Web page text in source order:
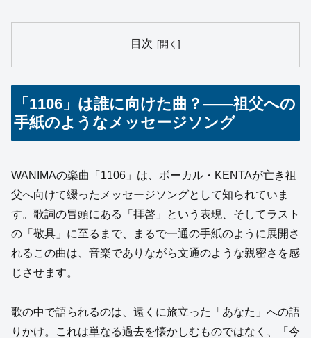
目次
「1106」は誰に向けた曲？――祖父への
手紙のようなメッセージソング
WANIMAの楽曲「1106」は、ボーカル・KENTAが亡き祖
父へ向けて綴ったメッセージソングとして知られていま
す。歌詞の冒頭にある「拝啓」という表現、そしてラスト
の「敬具」に至るまで、まるで一通の手紙のように展開さ
れるこの曲は、音楽でありながら文通のような親密さを感
じさせます。
歌の中で語られるのは、遠くに旅立った「あなた」への語
りかけ。これは単なる過去を懐かしむものではなく、「今